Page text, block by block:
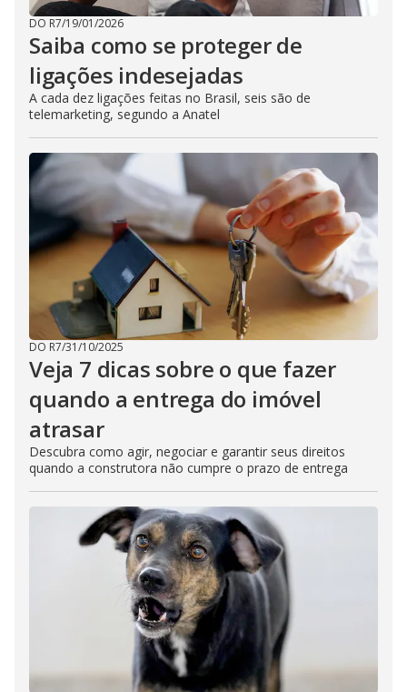
DO R7/19/01/2026
Saiba como se proteger de
ligações indesejadas
A cada dez ligações feitas no Brasil, seis são de
telemarketing, segundo a Anatel
DO R7/31/10/2025
Veja 7 dicas sobre o que fazer
quando a entrega do imóvel
atrasar
Descubra como agir, negociar e garantir seus direitos
quando a construtora não cumpre o prazo de entrega